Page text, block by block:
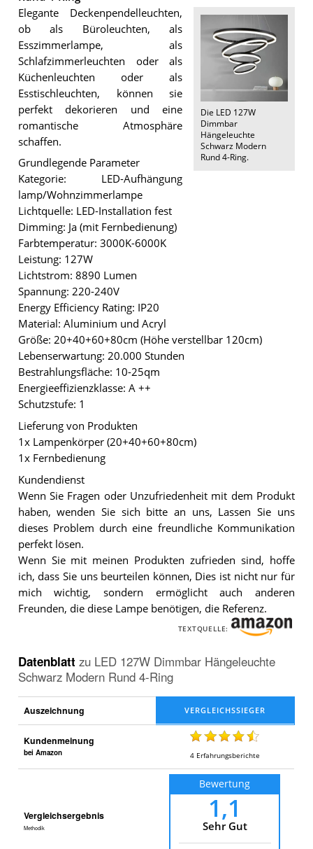
Die LED 127W
Dimmbar
Hängeleuchte
Schwarz Modern
Rund 4-Ring.
Elegante Deckenpendelleuchten,
ob als Büroleuchten, als
Esszimmerlampe, als
Schlafzimmerleuchten oder als
Küchenleuchten oder als
Esstischleuchten, können sie
perfekt dekorieren und eine
romantische Atmosphäre
schaffen.
Grundlegende Parameter
Kategorie: LED-Aufhängung
lamp/Wohnzimmerlampe
Lichtquelle: LED-Installation fest
Dimming: Ja (mit Fernbedienung)
Farbtemperatur: 3000K-6000K
Leistung: 127W
Lichtstrom: 8890 Lumen
Spannung: 220-240V
Energy Efficiency Rating: IP20
Material: Aluminium und Acryl
Größe: 20+40+60+80cm (Höhe verstellbar 120cm)
Lebenserwartung: 20.000 Stunden
Bestrahlungsfläche: 10-25qm
Energieeffizienzklasse: A ++
Schutzstufe: 1
Lieferung von Produkten
1x Lampenkörper (20+40+60+80cm)
1x Fernbedienung
Kundendienst
Wenn Sie Fragen oder Unzufriedenheit mit dem Produkt
haben, wenden Sie sich bitte an uns, Lassen Sie uns
dieses Problem durch eine freundliche Kommunikation
perfekt lösen.
Wenn Sie mit meinen Produkten zufrieden sind, hoffe
ich, dass Sie uns beurteilen können, Dies ist nicht nur für
mich wichtig, sondern ermöglicht auch anderen
Freunden, die diese Lampe benötigen, die Referenz.
TEXTQUELLE:
Datenblatt zu LED 127W Dimmbar Hängeleuchte
Schwarz Modern Rund 4-Ring
Auszeichnung
Kundenmeinung
bei Amazon 4 Erfahrungsberichte
Vergleichsergebnis
Methodik
Bewertung
1,1
Sehr Gut